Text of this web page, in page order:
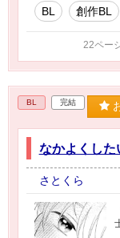
BL 創作BL
22ペー
BL 完結
なかよくした
さとくら